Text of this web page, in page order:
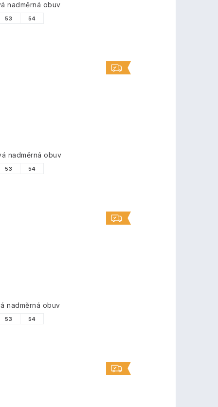
nadměrná obuv
53 54
nadměrná obuv
53 54
nadměrná obuv
53 54